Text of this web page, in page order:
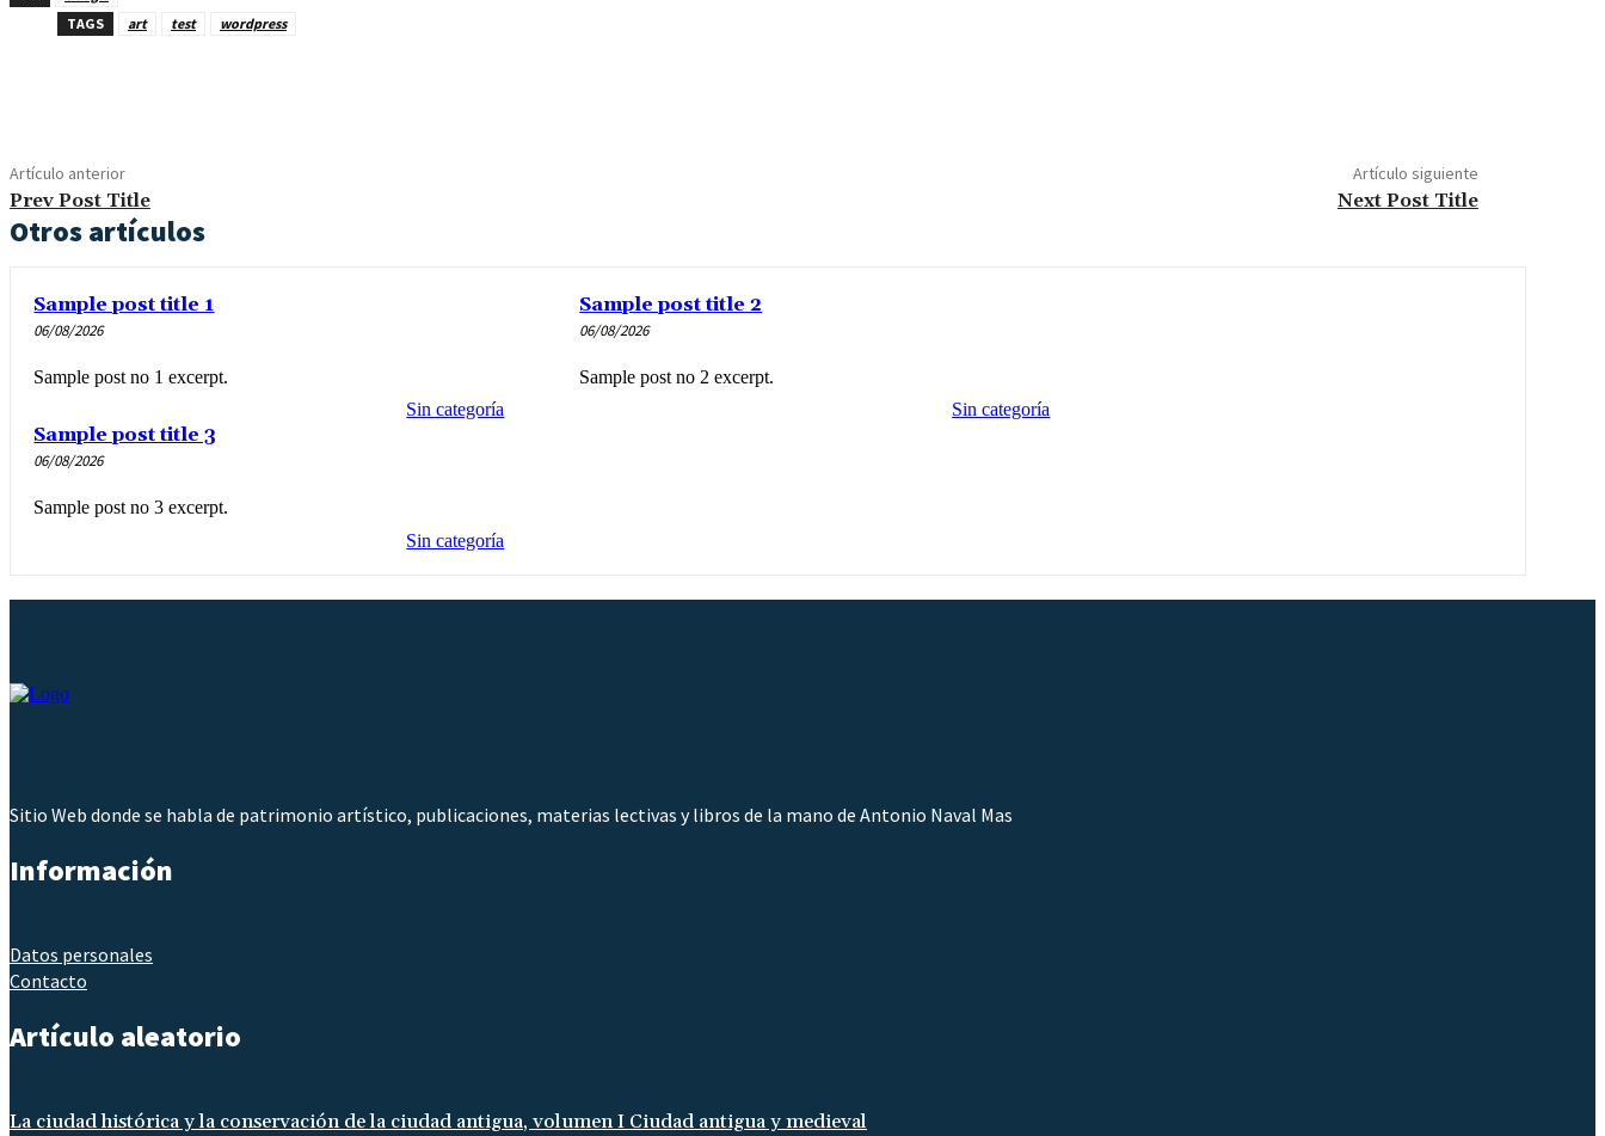
TAGS
art test wordpress
Artículo anterior
Prev Post Title
Artículo siguiente
Next Post Title
Otros artículos
Sin categoría
Sample post title 1
06/08/2026
Sample post no 1 excerpt.
Sin categoría
Sample post title 2
06/08/2026
Sample post no 2 excerpt.
Sin categoría
Sample post title 3
06/08/2026
Sample post no 3 excerpt.
Sitio Web donde se habla de patrimonio artístico, publicaciones, materias lectivas y libros de la mano de Antonio Naval Mas
Información
Datos personales
Contacto
Artículo aleatorio
La ciudad histórica y la conservación de la ciudad antigua, volumen I Ciudad antigua y medieval